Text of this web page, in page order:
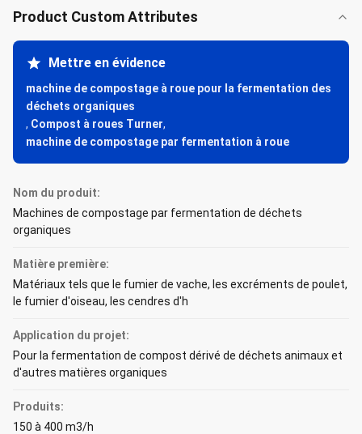
Product Custom Attributes
Mettre en évidence
machine de compostage à roue pour la fermentation des
déchets organiques
, Compost à roues Turner,
machine de compostage par fermentation à roue
Nom du produit:
Machines de compostage par fermentation de déchets
organiques
Matière première:
Matériaux tels que le fumier de vache, les excréments de poulet,
le fumier d'oiseau, les cendres d'h
Application du projet:
Pour la fermentation de compost dérivé de déchets animaux et
d'autres matières organiques
Produits:
150 à 400 m3/h